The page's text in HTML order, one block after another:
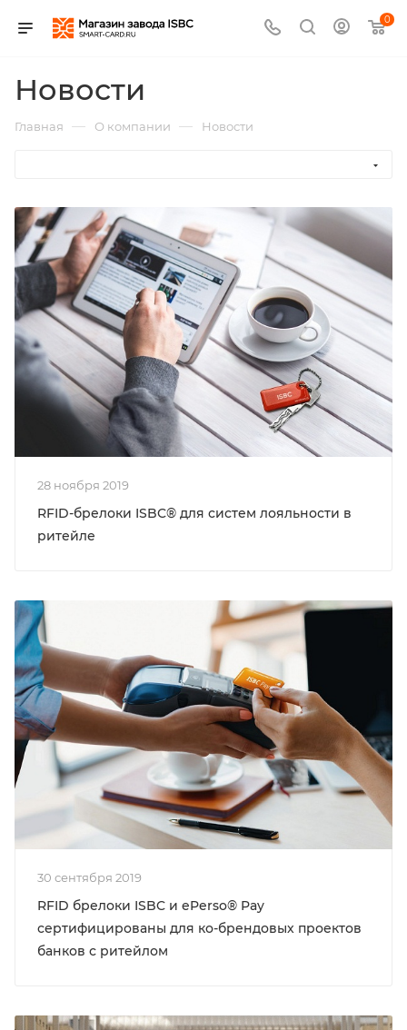
0
Новости
Главная — О компании — Новости
28 ноября 2019
RFID-брелоки ISBC® для систем лояльности в
ритейле
30 сентября 2019
RFID брелоки ISBC и ePerso® Pay
сертифицированы для ко-брендовых проектов
банков с ритейлом